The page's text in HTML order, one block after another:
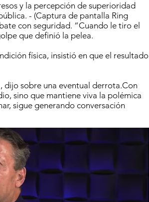
y la percepción de superioridad
- (Captura de pantalla Ring
con seguridad. “Cuando le tiro el
que definió la pelea.
física, insistió en que el resultado
sobre una eventual derrota.Con
sino que mantiene viva la polémica
sigue generando conversación